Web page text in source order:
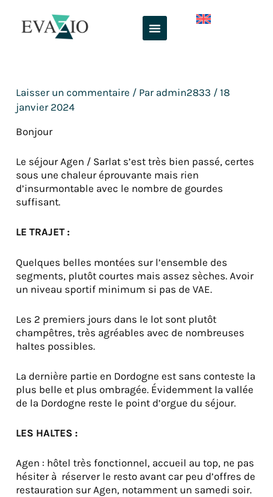
contenu
Laisser un commentaire / Par admin2833 /18
janvier 2024
Bonjour
Le séjour Agen / Sarlat s’est très bien passé, certes
sous une chaleur éprouvante mais rien
d’insurmontable avec le nombre de gourdes
suffisant.
LE TRAJET :
Quelques belles montées sur l’ensemble des
segments, plutôt courtes mais assez sèches. Avoir
un niveau sportif minimum si pas de VAE.
Les 2 premiers jours dans le lot sont plutôt
champêtres, très agréables avec de nombreuses
haltes possibles.
La dernière partie en Dordogne est sans conteste la
plus belle et plus ombragée. Évidemment la vallée
de la Dordogne reste le point d’orgue du séjour.
LES HALTES :
Agen : hôtel très fonctionnel, accueil au top, ne pas
hésiter à réserver le resto avant car peu d’offres de
restauration sur Agen, notamment un samedi soir.